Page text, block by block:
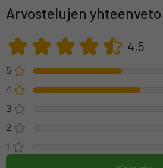
Arvostelujen yhteenveto
4,5
5
4
3
2
1